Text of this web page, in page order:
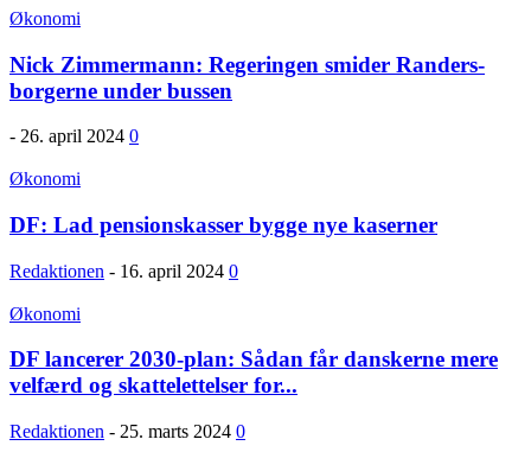
Økonomi
Nick Zimmermann: Regeringen smider Randers-
borgerne under bussen
- 26. april 2024 0
Økonomi
DF: Lad pensionskasser bygge nye kaserner
Redaktionen - 16. april 2024 0
Økonomi
DF lancerer 2030-plan: Sådan får danskerne mere
velfærd og skattelettelser for...
Redaktionen - 25. marts 2024 0